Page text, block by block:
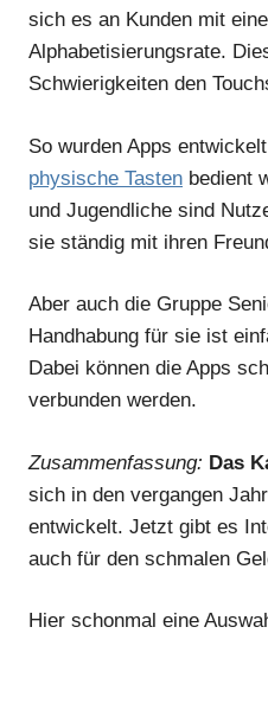
sich es an Kunden mit
Alphabetisierungsrate.
Schwierigkeiten den
So wurden Apps
physische Tasten bedient
und Jugendliche sind
sie ständig mit ihren
Aber auch die Gruppe
Handhabung für sie ist
Dabei können die Apps
verbunden werden.
Zusammenfassung: Das
sich in den vergangen
entwickelt. Jetzt gibt es
auch für den schmalen
Hier schonmal eine